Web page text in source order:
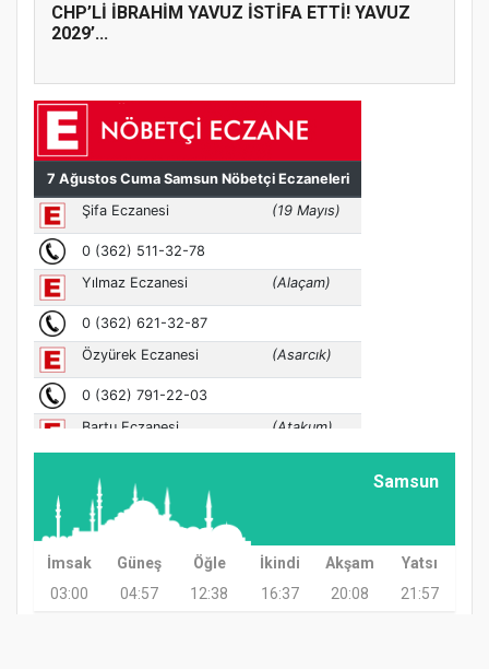
CHP’Lİ İBRAHİM YAVUZ İSTİFA ETTİ! YAVUZ
2029’...
Samsun
İmsak Güneş Öğle İkindi Akşam
Yatsı
03:00
04:57 12:38 16:37 20:08 21:57